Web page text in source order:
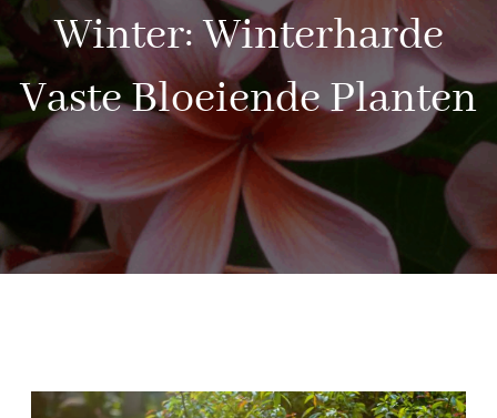
Winter: Winterharde
Vaste Bloeiende Planten